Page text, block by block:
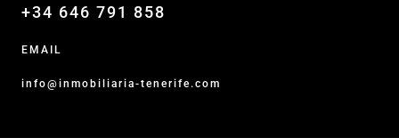
+34 646 791 858
EMAIL
info@inmobiliaria-tenerife.com